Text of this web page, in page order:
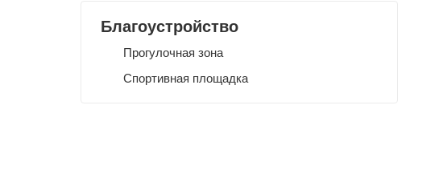
Благоустройство
Прогулочная зона
Спортивная площадка